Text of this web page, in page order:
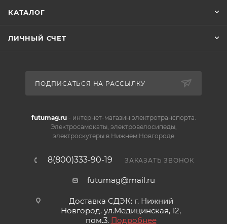
КАТАЛОГ
ЛИЧНЫЙ СЧЕТ
ПОДПИСАТЬСЯ НА РАССЫЛКУ
futumag.ru- интернет-магазин электротранспорта.
Электросамокаты, электровелосипеды,
электроскутеры в Нижнем Новгороде
8(800)333-90-19 ЗАКАЗАТЬ ЗВОНОК
futumag@mail.ru
Доставка СДЭК: г. Нижний
Новгород. ул.Медицинская, 12,
пом.3. Подробнее